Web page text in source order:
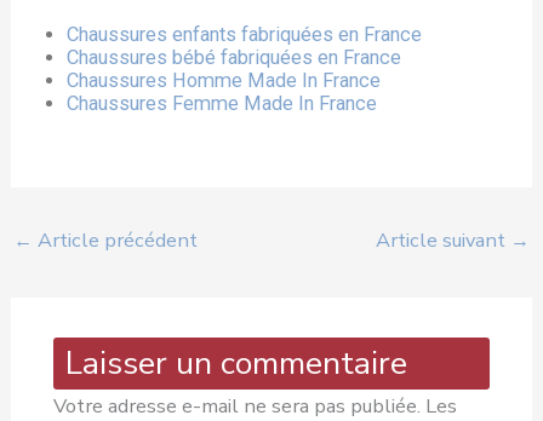
Chaussures enfants fabriquées en France
Chaussures bébé fabriquées en France
Chaussures Homme Made In France
Chaussures Femme Made In France
← Article précédent Article suivant →
Laisser un commentaire
Votre adresse e-mail ne sera pas publiée. Les